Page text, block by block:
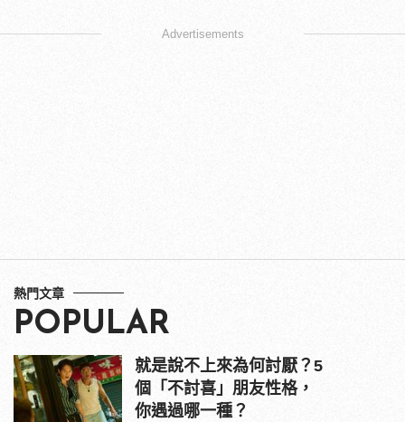
Advertisements
熱門文章
POPULAR
就是說不上來為何討厭？5
個「不討喜」朋友性格，
你遇過哪一種？